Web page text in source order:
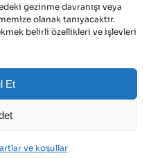
gezinme davranışı veya
olanak tanıyacaktır.
belirli özellikleri ve işlevleri
Et
ve koşullar
ÖDEME